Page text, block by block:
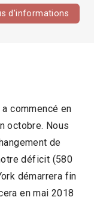
d'informations
commencé en
octobre. Nous
de
déficit (580
démarrera fin
en mai 2018